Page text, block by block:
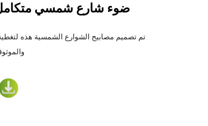
تم تصميم مصابيح الشوارع الشمسية هذه